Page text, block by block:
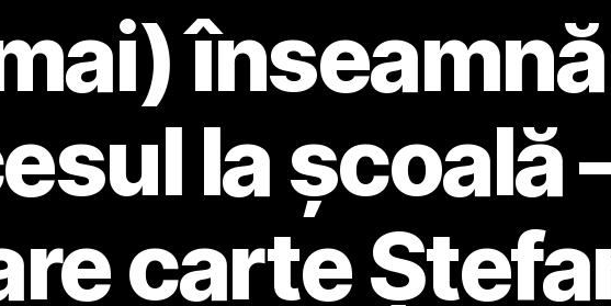
înseamnă
la școală
carte